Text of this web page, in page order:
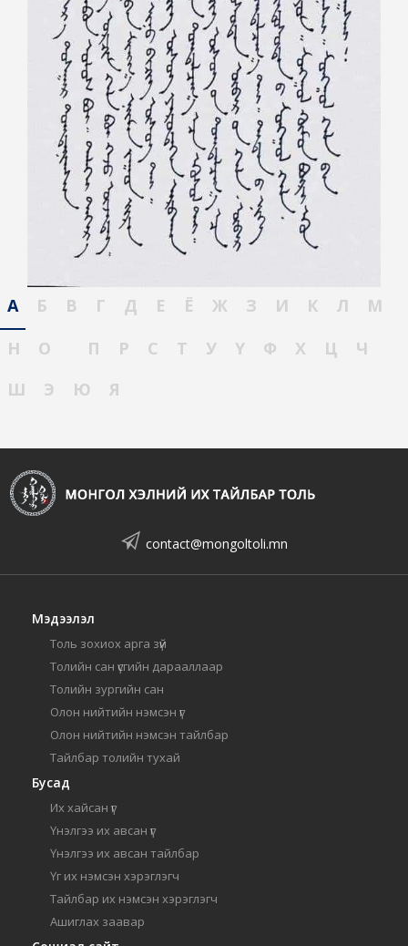
А Б В Г Д Е Ё Ж З И К Л
М
Н
О П Р С Т У Ү Ф Х Ц
Ч
Ш
Э Ю Я
contact@mongoltoli.mn
Мэдээлэл
Толь зохиох арга зүй
Толийн сан үсгийн дарааллаар
Толийн зургийн сан
Олон нийтийн нэмсэн үг
Олон нийтийн нэмсэн тайлбар
Тайлбар толийн тухай
Бусад
Их хайсан үг
Үнэлгээ их авсан үг
Үнэлгээ их авсан тайлбар
Үг их нэмсэн хэрэглэгч
Тайлбар их нэмсэн хэрэглэгч
Ашиглах заавар